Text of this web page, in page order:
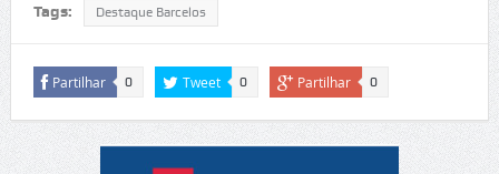
Tags: Destaque Barcelos
Partilhar 0 Tweet 0 Partilhar 0